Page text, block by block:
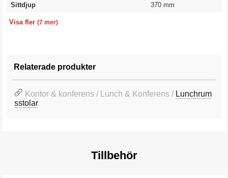
Sittdjup
370 mm
Visa fler (7 mer)
Relaterade produkter
Kontor & konferens / Lunch & Konferens / Lunchrum
sstolar
Tillbehör